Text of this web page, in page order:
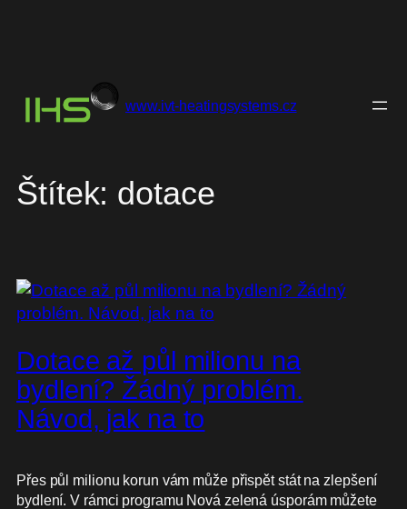
na
obsah
www.ivt-heatingsystems.cz
Štítek: dotace
Dotace až půl milionu na
bydlení? Žádný problém.
Návod, jak na to
Přes půl milionu korun vám může přispět stát na zlepšení
bydlení. V rámci programu Nová zelená úsporám můžete